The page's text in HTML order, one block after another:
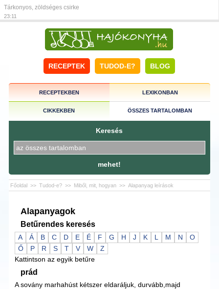
Tárkonyos, zöldséges csirke
23:11
RECEPTEK TUDOD-E? BLOG
RECEPTEKBEN LEXIKONBAN
CIKKEKBEN ÖSSZES TARTALOMBAN
Keresés
mehet!
Főoldal >> Tudod-e? >> Miből, mit, hogyan >> Alapanyag leírások
Alapanyagok
Betűrendes keresés
A Á B C D E É F G H J K L M N
O
Ő
P R S T V W
Z
Kattintson az egyik betűre
prád
A sovány marhahúst kétszer eldaráljuk, durvább,majd